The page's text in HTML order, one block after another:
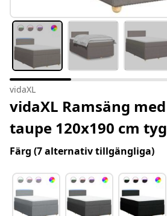
vidaXL
vidaXL Ramsäng
taupe 120x190 cm tyg
Färg (7 alternativ tillgängliga)